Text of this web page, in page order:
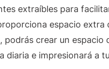
extraíbles para
espacio
podrás crear un
diaria e impresionará a